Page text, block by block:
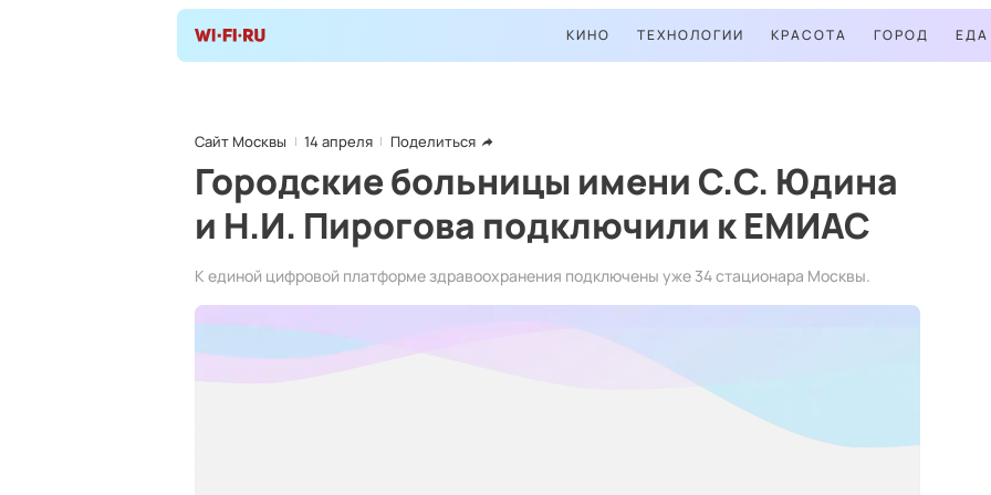
КИНО ТЕХНОЛОГИИ КРАСОТА ГОРОД ЕДА
Сайт Москвы 14 апреля Поделиться
Городские больницы имени С.С. Юдина
и Н.И. Пирогова подключили к ЕМИАС
К единой цифровой платформе здравоохранения подключены уже 34 стационара Москвы.